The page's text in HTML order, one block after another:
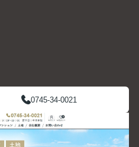
0745-34-0021